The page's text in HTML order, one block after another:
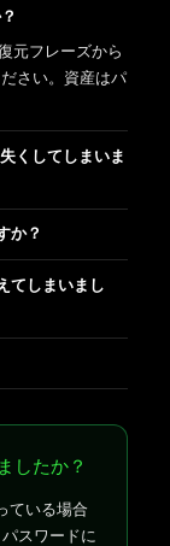
元フレーズから
さい。資産はパ
くしてしまいま
か？
てしまいまし
したか？
ている場合
スワードに